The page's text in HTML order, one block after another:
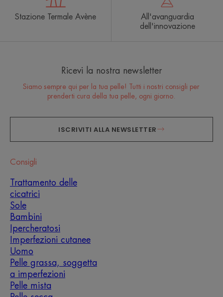
Stazione Termale Avène
All'avanguardia
dell'innovazione
Ricevi la nostra newsletter
Siamo sempre qui per la tua pelle! Tutti i nostri consigli per
prenderti cura della tua pelle, ogni giorno.
ISCRIVITI ALLA NEWSLETTER
Consigli
Trattamento delle
cicatrici
Sole
Bambini
Ipercheratosi
Imperfezioni cutanee
Uomo
Pelle grassa, soggetta
a imperfezioni
Pelle mista